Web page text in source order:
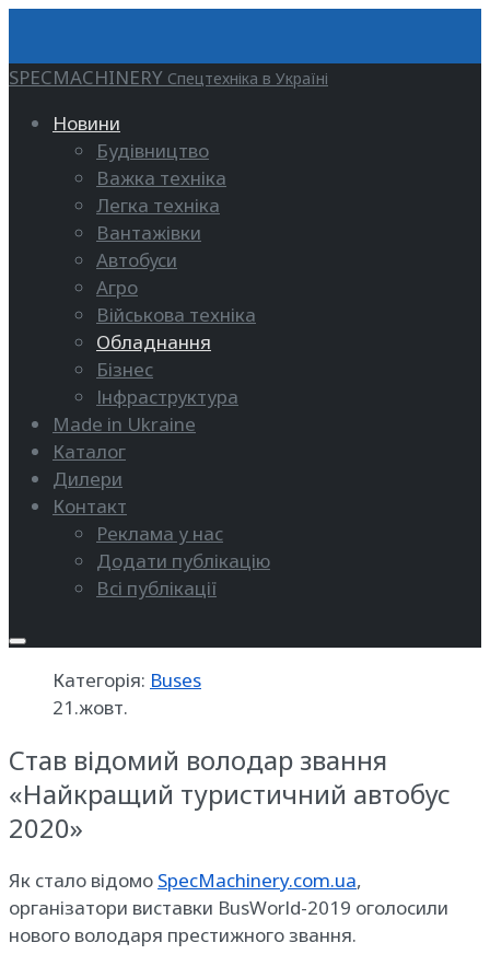
SPECMACHINERY Спецтехніка в Україні
Новини
Будівництво
Важка техніка
Легка техніка
Вантажівки
Автобуси
Агро
Військова техніка
Обладнання
Бізнес
Інфраструктура
Made in Ukraine
Каталог
Дилери
Контакт
Реклама у нас
Додати публікацію
Всі публікації
Категорія: Buses
21.жовт.
Став відомий володар звання
«Найкращий туристичний автобус
2020»
Як стало відомо SpecMachinery.com.ua,
організатори виставки BusWorld-2019 оголосили
нового володаря престижного звання.